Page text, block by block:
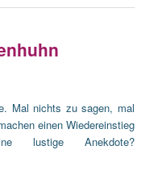
Mal nichts zu sagen, mal
einen Wiedereinstieg
lustige Anekdote?